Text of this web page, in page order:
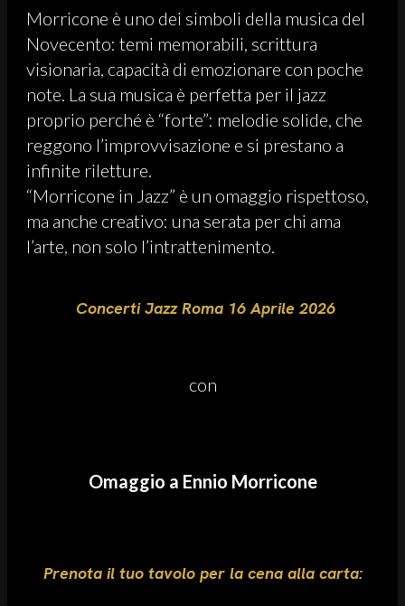
Morricone è uno dei simboli della musica del
Novecento: temi memorabili, scrittura
visionaria, capacità di emozionare con poche
note. La sua musica è perfetta per il jazz
proprio perché è “forte”: melodie solide, che
reggono l’improvvisazione e si prestano a
infinite riletture.
“Morricone in Jazz” è un omaggio rispettoso,
ma anche creativo: una serata per chi ama
l’arte, non solo l’intrattenimento.
Concerti Jazz Roma 16 Aprile 2026
con
Omaggio a Ennio Morricone
Prenota il tuo tavolo per la cena alla carta: